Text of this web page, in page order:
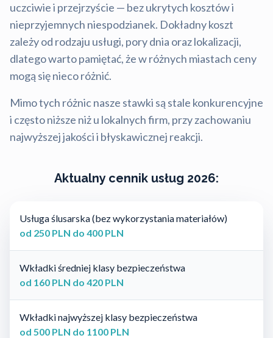
uczciwie i przejrzyście — bez ukrytych kosztów i
nieprzyjemnych niespodzianek. Dokładny koszt
zależy od rodzaju usługi, pory dnia oraz lokalizacji,
dlatego warto pamiętać, że w różnych miastach ceny
mogą się nieco różnić.
Mimo tych różnic nasze stawki są stale konkurencyjne
i często niższe niż u lokalnych firm, przy zachowaniu
najwyższej jakości i błyskawicznej reakcji.
Aktualny cennik usług 2026:
Usługa ślusarska (bez wykorzystania materiałów)
od 250 PLN do 400 PLN
Wkładki średniej klasy bezpieczeństwa
od 160 PLN do 420 PLN
Wkładki najwyższej klasy bezpieczeństwa
od 500 PLN do 1100 PLN